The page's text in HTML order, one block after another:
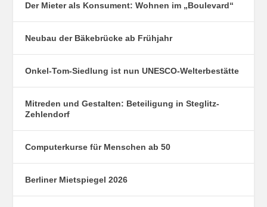
Der Mieter als Konsument: Wohnen im „Boulevard“
Neubau der Bäkebrücke ab Frühjahr
Onkel-Tom-Siedlung ist nun UNESCO-Welterbestätte
Mitreden und Gestalten: Beteiligung in Steglitz-
Zehlendorf
Computerkurse für Menschen ab 50
Berliner Mietspiegel 2026